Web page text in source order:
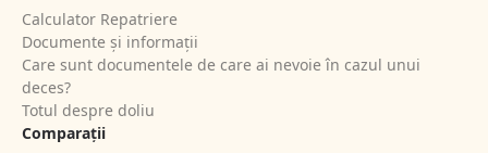
Calculator Repatriere
Documente și informații
Care sunt documentele de care ai nevoie în cazul unui
deces?
Totul despre doliu
Comparații